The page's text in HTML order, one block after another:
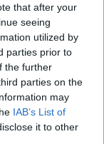
that after your
seeing
utilized by
parties prior to
the further
parties on the
may
IAB’s List of
it to other
i
men jag
Rymlig i
att blanda